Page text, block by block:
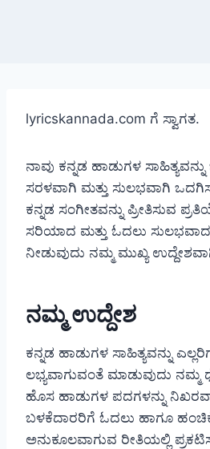
lyricskannada.com ಗೆ ಸ್ವಾಗತ.
ನಾವು ಕನ್ನಡ ಹಾಡುಗಳ ಸಾಹಿತ್ಯವನ್ನು
ಸರಳವಾಗಿ ಮತ್ತು ಸುಲಭವಾಗಿ
ಕನ್ನಡ ಸಂಗೀತವನ್ನು ಪ್ರೀತಿಸುವ
ಸರಿಯಾದ ಮತ್ತು ಓದಲು ಸುಲಭವಾದ
ನೀಡುವುದು ನಮ್ಮ ಮುಖ್ಯ
ನಮ್ಮ ಉದ್ದೇಶ
ಕನ್ನಡ ಹಾಡುಗಳ ಸಾಹಿತ್ಯವನ್ನು
ಲಭ್ಯವಾಗುವಂತೆ ಮಾಡುವುದು
ಹೊಸ ಹಾಡುಗಳ ಪದಗಳನ್ನು
ಬಳಕೆದಾರರಿಗೆ ಓದಲು ಹಾಗೂ
ಅನುಕೂಲವಾಗುವ ರೀತಿಯಲ್ಲಿ